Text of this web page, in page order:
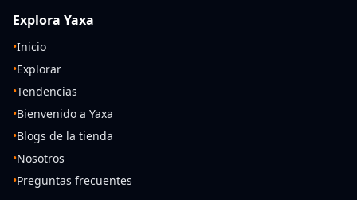
Explora Yaxa
•Inicio
•Explorar
•Tendencias
•Bienvenido a Yaxa
•Blogs de la tienda
•Nosotros
•Preguntas frecuentes